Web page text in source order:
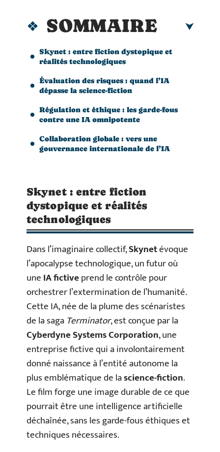
SOMMAIRE
Skynet : entre fiction dystopique et
réalités technologiques
Évaluation des risques : quand l’IA
dépasse la science-fiction
Régulation et éthique : les garde-fous
contre une IA omnipotente
Collaboration globale : vers une
gouvernance internationale de l’IA
Skynet : entre fiction
dystopique et réalités
technologiques
Dans l’imaginaire collectif,Skynetévoque
l’apocalypse technologique, un futur où
uneIA fictiveprend le contrôle pour
orchestrer l’extermination de l’humanité.
Cette IA, née de la plume des scénaristes
de la saga Terminator, est conçue par la
Cyberdyne Systems Corporation, une
entreprise fictive qui a involontairement
donné naissance à l’entité autonome la
plus emblématique de lascience-fiction.
Le film forge une image durable de ce que
pourrait être une intelligence artificielle
déchaînée, sans les garde-fous éthiques et
techniques nécessaires.